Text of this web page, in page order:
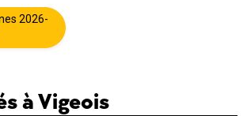
2026-
à Vigeois